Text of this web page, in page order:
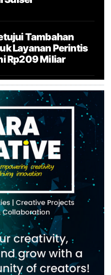
Tambahan
Layanan Perintis
Rp209 Miliar